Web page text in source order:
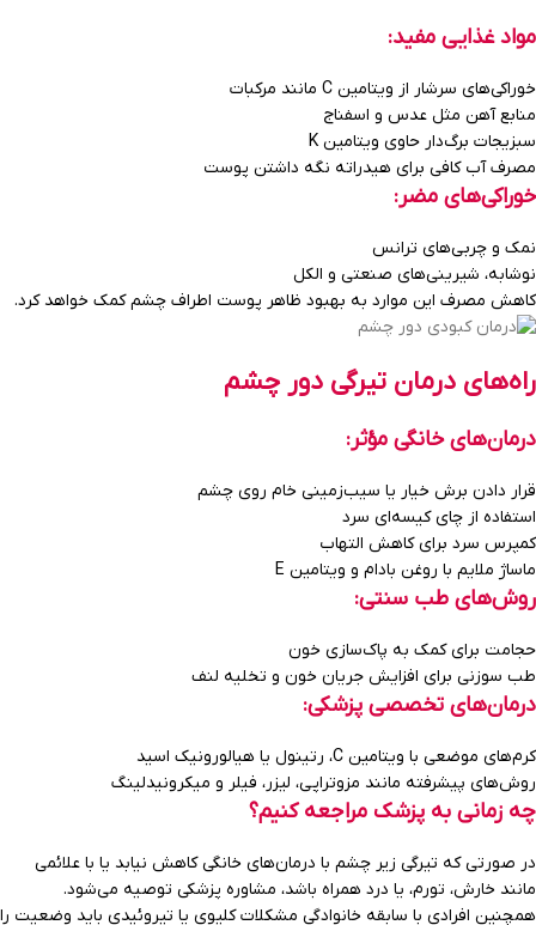
مواد غذایی مفید:
خوراکی‌های سرشار از ویتامین C مانند مرکبات
منابع آهن مثل عدس و اسفناج
سبزیجات برگ‌دار حاوی ویتامین K
مصرف آب کافی برای هیدراته نگه داشتن پوست
خوراکی‌های مضر:
نمک و چربی‌های ترانس
نوشابه، شیرینی‌های صنعتی و الکل
کاهش مصرف این موارد به بهبود ظاهر پوست اطراف چشم کمک خواهد کرد.
راه‌های درمان تیرگی دور چشم
درمان‌های خانگی مؤثر:
قرار دادن برش خیار یا سیب‌زمینی خام روی چشم
استفاده از چای کیسه‌ای سرد
کمپرس سرد برای کاهش التهاب
ماساژ ملایم با روغن بادام و ویتامین E
روش‌های طب سنتی:
حجامت برای کمک به پاک‌سازی خون
طب سوزنی برای افزایش جریان خون و تخلیه لنف
درمان‌های تخصصی پزشکی:
کرم‌های موضعی با ویتامین C، رتینول یا هیالورونیک اسید
روش‌های پیشرفته مانند مزوتراپی، لیزر، فیلر و میکرونیدلینگ
چه زمانی به پزشک مراجعه کنیم؟
در صورتی که تیرگی زیر چشم با درمان‌های خانگی کاهش نیابد یا با علائمی
مانند خارش، تورم، یا درد همراه باشد، مشاوره پزشکی توصیه می‌شود.
همچنین افرادی با سابقه خانوادگی مشکلات کلیوی یا تیروئیدی باید وضعیت را